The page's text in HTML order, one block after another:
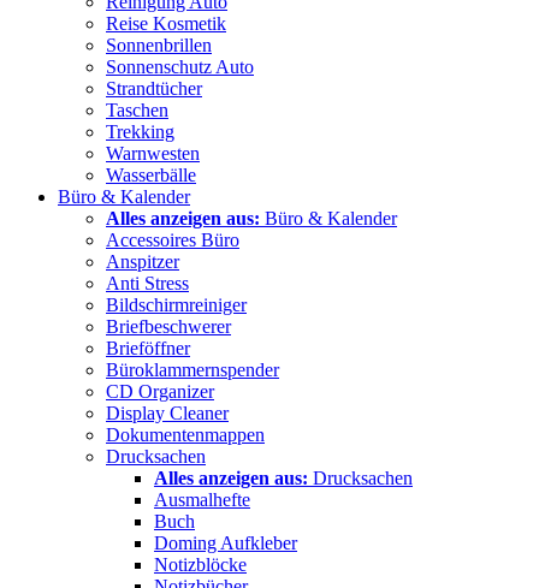
Reise Kosmetik
Sonnenbrillen
Sonnenschutz Auto
Strandtücher
Taschen
Trekking
Warnwesten
Wasserbälle
Büro & Kalender
Alles anzeigen aus: Büro & Kalender
Accessoires Büro
Anspitzer
Anti Stress
Bildschirmreiniger
Briefbeschwerer
Brieföffner
Büroklammernspender
CD Organizer
Display Cleaner
Dokumentenmappen
Drucksachen
Alles anzeigen aus: Drucksachen
Ausmalhefte
Buch
Doming Aufkleber
Notizblöcke